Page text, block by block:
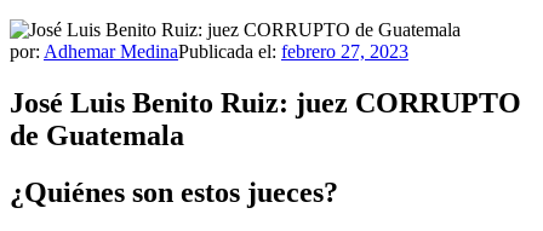
por: Adhemar MedinaPublicada el: febrero 27, 2023
José Luis Benito Ruiz: juez CORRUPTO
de Guatemala
¿Quiénes son estos jueces?